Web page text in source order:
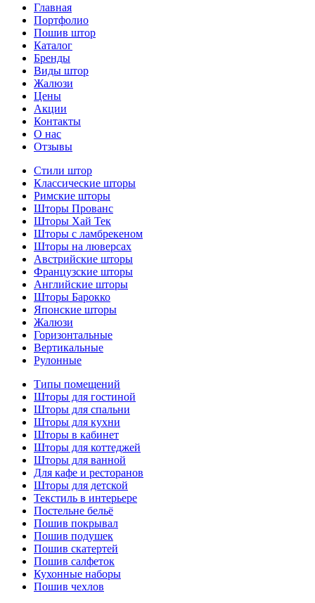
Главная
Портфолио
Пошив штор
Каталог
Бренды
Виды штор
Жалюзи
Цены
Акции
Контакты
О нас
Отзывы
Стили штор
Классические шторы
Римские шторы
Шторы Прованс
Шторы Хай Тек
Шторы с ламбрекеном
Шторы на люверсах
Австрийские шторы
Французские шторы
Английские шторы
Шторы Барокко
Японские шторы
Жалюзи
Горизонтальные
Вертикальные
Рулонные
Типы помещений
Шторы для гостиной
Шторы для спальни
Шторы для кухни
Шторы в кабинет
Шторы для коттеджей
Шторы для ванной
Для кафе и ресторанов
Шторы для детской
Текстиль в интерьере
Постельне бельё
Пошив покрывал
Пошив подушек
Пошив скатертей
Пошив салфеток
Кухонные наборы
Пошив чехлов